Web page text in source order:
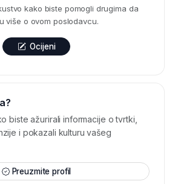
kako biste pomogli drugima da
više o ovom poslodavcu.
Ocijeni
biste ažurirali informacije o tvrtki,
i pokazali kulturu vašeg
Preuzmite profil